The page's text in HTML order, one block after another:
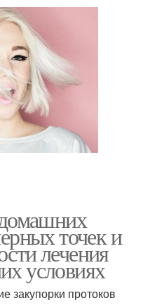
точек и
лечения
условиях
закупорки протоков